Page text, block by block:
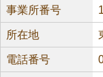
事業所番号
所在地
電話番号